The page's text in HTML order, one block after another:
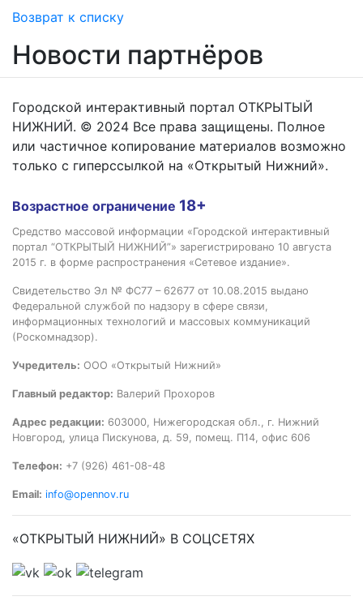
Возврат к списку
Новости партнёров
Городской интерактивный портал ОТКРЫТЫЙ
НИЖНИЙ. © 2024 Все права защищены. Полное
или частичное копирование материалов возможно
только с гиперссылкой на «Открытый Нижний».
Возрастное ограничение 18+
Средство массовой информации «Городской интерактивный
портал “ОТКРЫТЫЙ НИЖНИЙ”» зарегистрировано 10 августа
2015 г. в форме распространения «Сетевое издание».
Свидетельство Эл № ФС77 – 62677 от 10.08.2015 выдано
Федеральной службой по надзору в сфере связи,
информационных технологий и массовых коммуникаций
(Роскомнадзор).
Учредитель: ООО «Открытый Нижний»
Главный редактор: Валерий Прохоров
Адрес редакции: 603000, Нижегородская обл., г. Нижний
Новгород, улица Пискунова, д. 59, помещ. П14, офис 606
Телефон: +7 (926) 461-08-48
Email: info@opennov.ru
«ОТКРЫТЫЙ НИЖНИЙ» В СОЦСЕТЯХ